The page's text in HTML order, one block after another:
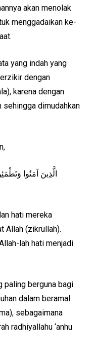
akan menolak
menggadaikan ke-
yang indah yang
dengan
karena dengan
sehingga dimudahkan
الَّذِينَ آمَنُوا
hati mereka
Allah (zikrullah).
lah hati menjadi
paling berguna bagi
dalam beramal
sebagaimana
radhiyallahu ‘anhu